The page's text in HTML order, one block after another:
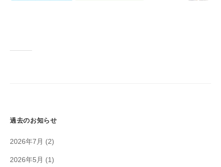
過去のお知らせ
2026年7月 (2)
2026年5月 (1)